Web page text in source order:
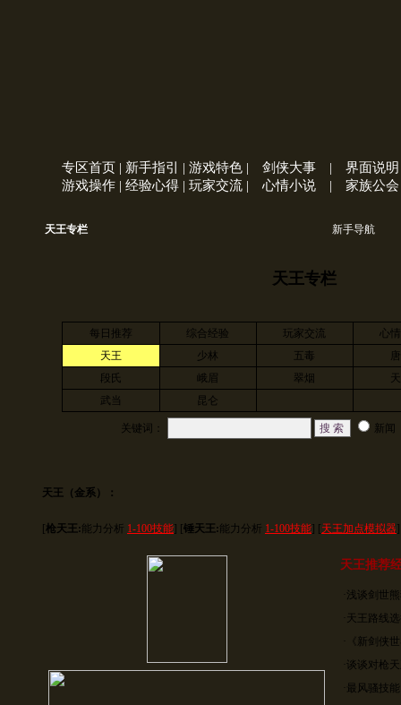
专区首页 | 新手指引 | 游戏特色 | 剑侠大事 | 界面说明
游戏操作 | 经验心得 | 玩家交流 | 心情小说 | 家族公会
天王专栏 新手导航
天王专栏
每日推荐 综合经验 玩家交流
心
天王
少林 五毒
段氏
峨眉 翠烟
武当
昆仑
关键词： 新闻
天王（金系）：
[枪天王:能力分析 1-100技能] [锤天王:能力分析 1-100技能] [天王加点模拟器]
天王推荐
浅谈剑世
天王路线
《新剑侠
·谈谈对枪
最风骚技